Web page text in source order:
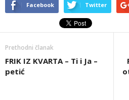
Facebook Twitter
Prethodni članak
FRIK IZ KVARTA – Ti i Ja –
petić